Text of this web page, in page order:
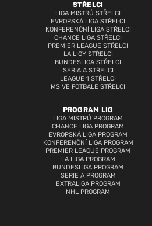
STŘELCI
LIGA MISTRŮ STŘELCI
EVROPSKÁ LIGA STŘELCI
KONFERENČNÍ LIGA STŘELCI
CHANCE LIGA STŘELCI
PREMIER LEAGUE STŘELCI
LA LIGY STŘELCI
BUNDESLIGA STŘELCI
SERIA A STŘELCI
LEAGUE 1 STŘELCI
MS VE FOTBALE STŘELCI
PROGRAM LIG
LIGA MISTRŮ PROGRAM
CHANCE LIGA PROGRAM
EVROPSKÁ LIGA PROGRAM
KONFERENČNÍ LIGA PROGRAM
PREMIER LEAGUE PROGRAM
LA LIGA PROGRAM
BUNDESLIGA PROGRAM
SERIE A PROGRAM
EXTRALIGA PROGRAM
NHL PROGRAM